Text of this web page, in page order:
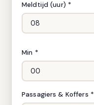
Meldtijd (uur) *
Min *
Passagiers & Koffers *